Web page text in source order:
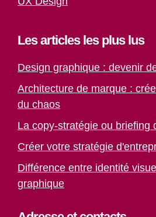
Les articles les plus lus
Design graphique : devenir
Architecture de marque :
du chaos
La copy-stratégie ou briefing
Créer votre stratégie
Différence entre identité
graphique